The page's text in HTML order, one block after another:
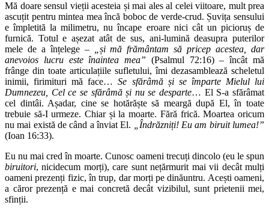
Mă doare sensul vieții acesteia și mai ales al celei viitoare, mult prea
ascuțit pentru mintea mea încă boboc de verde-crud. Șuvița sensului
e împletită la milimetru, nu încape eroare nici cât un picioruș de
furnică. Totul e așezat atât de sus, ani-lumină deasupra puterilor
mele de a înțelege – „și mă frământam să pricep acestea, dar
anevoios lucru este înaintea mea” (Psalmul 72:16) – încât mă
frânge din toate articulațiile sufletului, îmi dezasamblează scheletul
inimii, firimituri mă face…Se sfărâmă și se împarte Mielul lui
Dumnezeu, Cel ce se sfărâmă și nu se desparte… El S-a sfărâmat
cel dintâi. Așadar, cine se hotărăște să meargă după El, în toate
trebuie să-I urmeze. Chiar și la moarte. Fără frică. Moartea oricum
nu mai există de când a înviat El. „Îndrăzniți! Eu am biruit lumea!”
(Ioan 16:33).
Eu nu mai cred în moarte. Cunosc oameni trecuți dincolo (eu le spun
biruitori, nicidecum morți), care sunt nețărmurit mai vii decât mulți
oameni prezenți fizic, în trup, dar morți pe dinăuntru. Acești oameni,
a căror prezență e mai concretă decât vizibilul, sunt prietenii mei,
sfinții.